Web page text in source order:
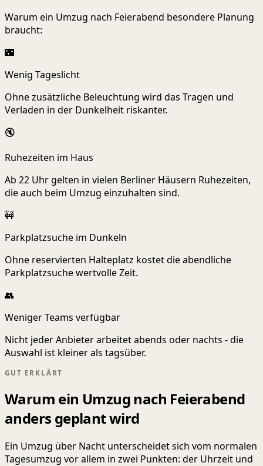
Warum ein Umzug nach Feierabend besondere Planung
braucht:
🌃
Wenig Tageslicht
Ohne zusätzliche Beleuchtung wird das Tragen und
Verladen in der Dunkelheit riskanter.
🔇
Ruhezeiten im Haus
Ab 22 Uhr gelten in vielen Berliner Häusern Ruhezeiten,
die auch beim Umzug einzuhalten sind.
🚧
Parkplatzsuche im Dunkeln
Ohne reservierten Halteplatz kostet die abendliche
Parkplatzsuche wertvolle Zeit.
👥
Weniger Teams verfügbar
Nicht jeder Anbieter arbeitet abends oder nachts - die
Auswahl ist kleiner als tagsüber.
GUT ERKLÄRT
Warum ein Umzug nach Feierabend
anders geplant wird
Ein Umzug über Nacht unterscheidet sich vom normalen
Tagesumzug vor allem in zwei Punkten: der Uhrzeit und